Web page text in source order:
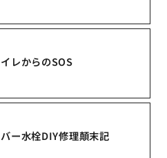
レからのSOS
ー水栓DIY修理顛末記